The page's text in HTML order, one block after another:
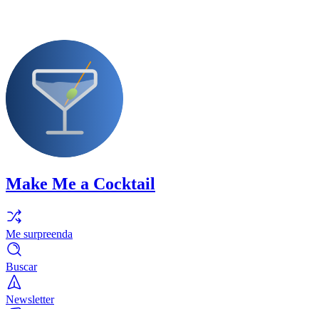
Make Me a Cocktail
Me surpreenda
Buscar
Newsletter